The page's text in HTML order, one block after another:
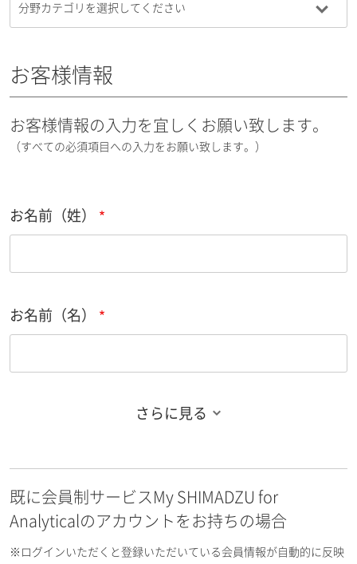
お客様情報
お客様情報の入力を宜しくお願い致します。
（すべての必須項目への入力をお願い致します。）
お名前（姓）
お名前（名）
お名前フリガナ（名）
さらに見る
既に会員制サービスMy SHIMADZU for
Analyticalのアカウントをお持ちの場合
※ログインいただくと登録いただいている会員情報が自動的に反映